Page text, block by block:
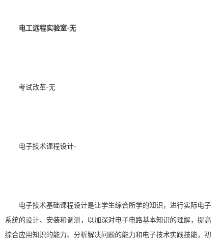
电工远程实验室-无
考试改革-无
电子技术课程设计-
电子技术基础课程设计是让学生综合所学的知识，进行实际电子
系统的设计、安装和调测，以加深对电子电路基本知识的理解，提高
综合应用知识的能力、分析解决问题的能力和电子技术实践技能，初